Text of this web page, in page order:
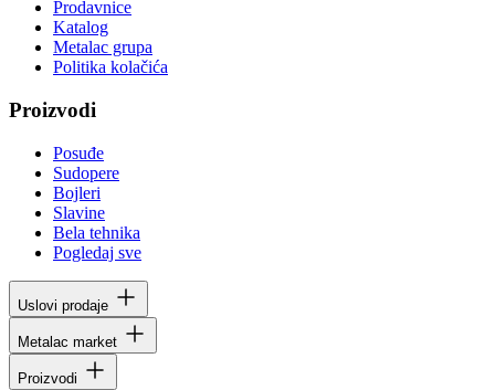
Prodavnice
Katalog
Metalac grupa
Politika kolačića
Proizvodi
Posuđe
Sudopere
Bojleri
Slavine
Bela tehnika
Pogledaj sve
Uslovi prodaje
Metalac market
Proizvodi